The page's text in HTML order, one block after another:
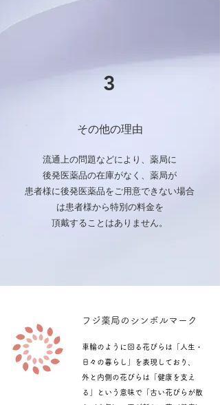
3
その他の理由
流通上の問題などにより、薬局に
後発医薬品の在庫がなく、薬局が
患者様に後発医薬品をご用意できない場合
は患者様から特別の料金を
頂戴することはありません。​​​​​​​
​フジ薬局のシンボルマーク
車輪のように回る花びらは「人生・
日々の暮らし」を表現しており、
外と内側の花びらは「健康を支え
る」という意味で「古い花びらが散